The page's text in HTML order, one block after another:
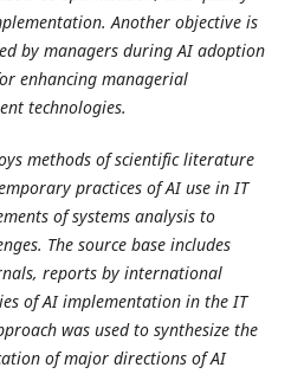
Another objective is
by managers during AI adoption
enhancing managerial
technologies.
methods of scientific literature
practices of AI use in IT
of systems analysis to
The source base includes
reports by international
of AI implementation in the IT
was used to synthesize the
of major directions of AI